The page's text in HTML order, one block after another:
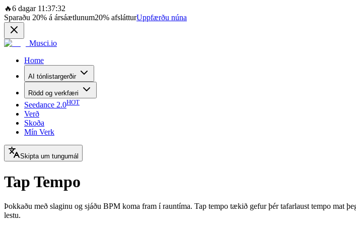
🔥6 dagar 11:37:32
Sparaðu 20% á ársáætlunum20% afslátturUppfærðu núna
Musci.io
Home
AI tónlistargerðir
Rödd og verkfæri
Seedance 2.0HOT
Verð
Skoða
Mín Verk
Skipta um tungumál
Tap Tempo
Þokkaðu með slaginu og sjáðu BPM koma fram í rauntíma. Tap tempo tækið gefur þér tafarlaust tempo mat
lestu.